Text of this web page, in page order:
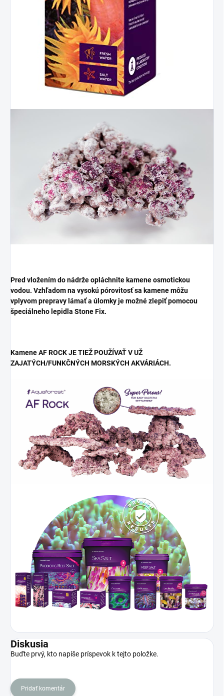
Pred vložením do nádrže opláchnite kamene osmotickou
vodou. Vzhľadom na vysokú pórovitosť sa kamene môžu
vplyvom prepravy lámať a úlomky je možné zlepiť pomocou
špeciálneho lepidla Stone Fix.
Kamene AF ROCK JE TIEŽ POUŽÍVAŤ V UŽ
ZAJATÝCH/FUNKČNÝCH MORSKÝCH AKVÁRIÁCH.
Diskusia
Buďte prvý, kto napíše príspevok k tejto položke.
Pridať komentár